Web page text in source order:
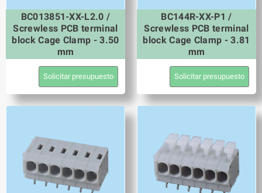
BC013851-XX-L2.0 /
Screwless PCB terminal
block Cage Clamp - 3.50
mm
Solicitar presupuesto
BC144R-XX-P1 /
Screwless PCB terminal
block Cage Clamp - 3.81
mm
Solicitar presupuesto